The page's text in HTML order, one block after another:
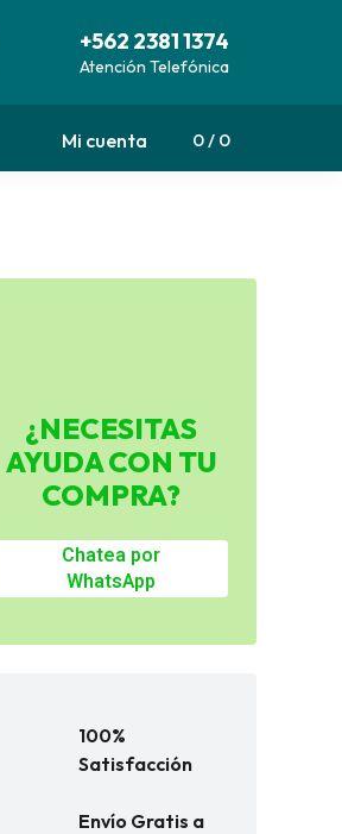
+562 2381 1374
Atención Telefónica
0 0
Mi cuenta
¿NECESITAS
AYUDA CON TU
COMPRA?
Chatea por
WhatsApp
100%
Satisfacción
Envío Gratis a